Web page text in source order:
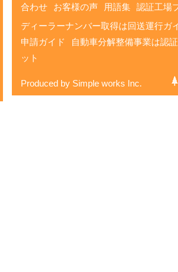
合わせ
お客様の声 用語集 認証工場
ディーラーナンバー取得は回送運行ガ
申請ガイド
自動車分解整備事業は認
ット
Produced by Simple works Inc.